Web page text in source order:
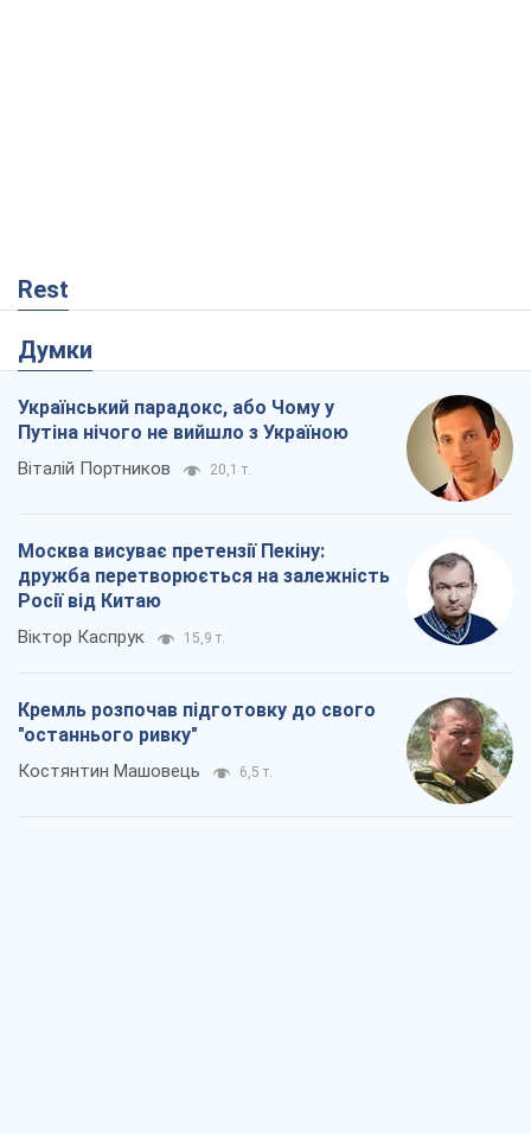
Rest
Думки
Український парадокс, або Чому у
Путіна нічого не вийшло з Україною
Віталій Портников 20,1 т.
Москва висуває претензії Пекіну:
дружба перетворюється на залежність
Росії від Китаю
Віктор Каспрук 15,9 т.
Кремль розпочав підготовку до свого
"останнього ривку"
Костянтин Машовець 6,5 т.